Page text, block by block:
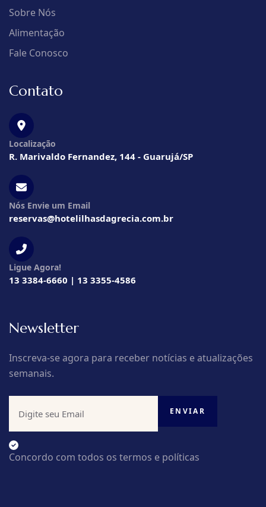
Sobre Nós
Alimentação
Fale Conosco
Contato
Localização
R. Marivaldo Fernandez, 144 - Guarujá/SP
Nós Envie um Email
reservas@hotelilhasdagrecia.com.br
Ligue Agora!
13 3384-6660 | 13 3355-4586
Newsletter
Inscreva-se agora para receber notícias e atualizações
semanais.
Concordo com todos os termos e políticas